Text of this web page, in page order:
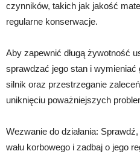
czynników, takich jak jakość
regularne konserwacje.
Aby zapewnić długą żywotność
sprawdzać jego stan i wymieniać
silnik oraz przestrzeganie
uniknięciu poważniejszych
Wezwanie do działania:
wału korbowego i zadbaj o jego